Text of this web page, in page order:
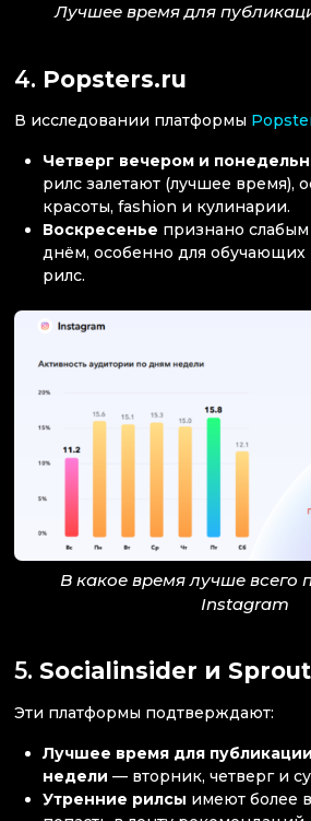
Лучшее время для
4. Popsters.ru
В исследовании платформы
Четверг вечером и
рилс залетают (лучшее время),
красоты, fashion и кулинарии.
Воскресенье признано
днём, особенно для
рилс.
В какое время лучше всего
Instagram
5. Socialinsider и Sprout
Эти платформы подтверждают:
Лучшее время для
недели — вторник, четверг и
Утренние рилсы имеют более